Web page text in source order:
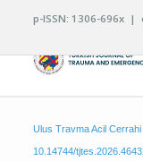
p-ISSN: 1306-696x |
Ulus Travma Acil
10.14744/